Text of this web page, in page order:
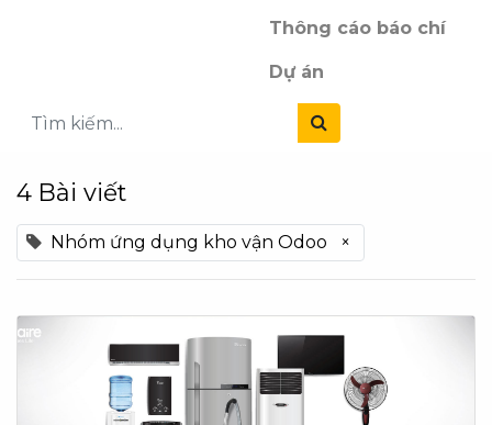
Thông cáo báo chí
Dự án
4 Bài viết
Nhóm ứng dụng kho vận Odoo ×